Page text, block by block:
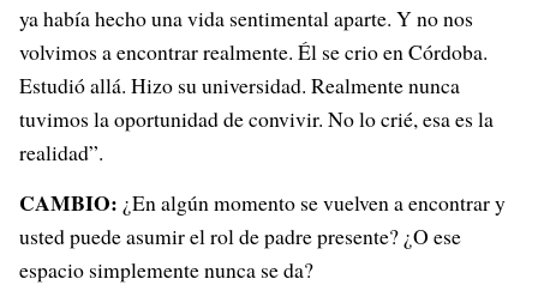
ya había hecho una vida sentimental aparte. Y no nos
volvimos a encontrar realmente. Él se crio en Córdoba.
Estudió allá. Hizo su universidad. Realmente nunca
tuvimos la oportunidad de convivir. No lo crié, esa es la
realidad”.
CAMBIO: ¿En algún momento se vuelven a encontrar y
usted puede asumir el rol de padre presente? ¿O ese
espacio simplemente nunca se da?